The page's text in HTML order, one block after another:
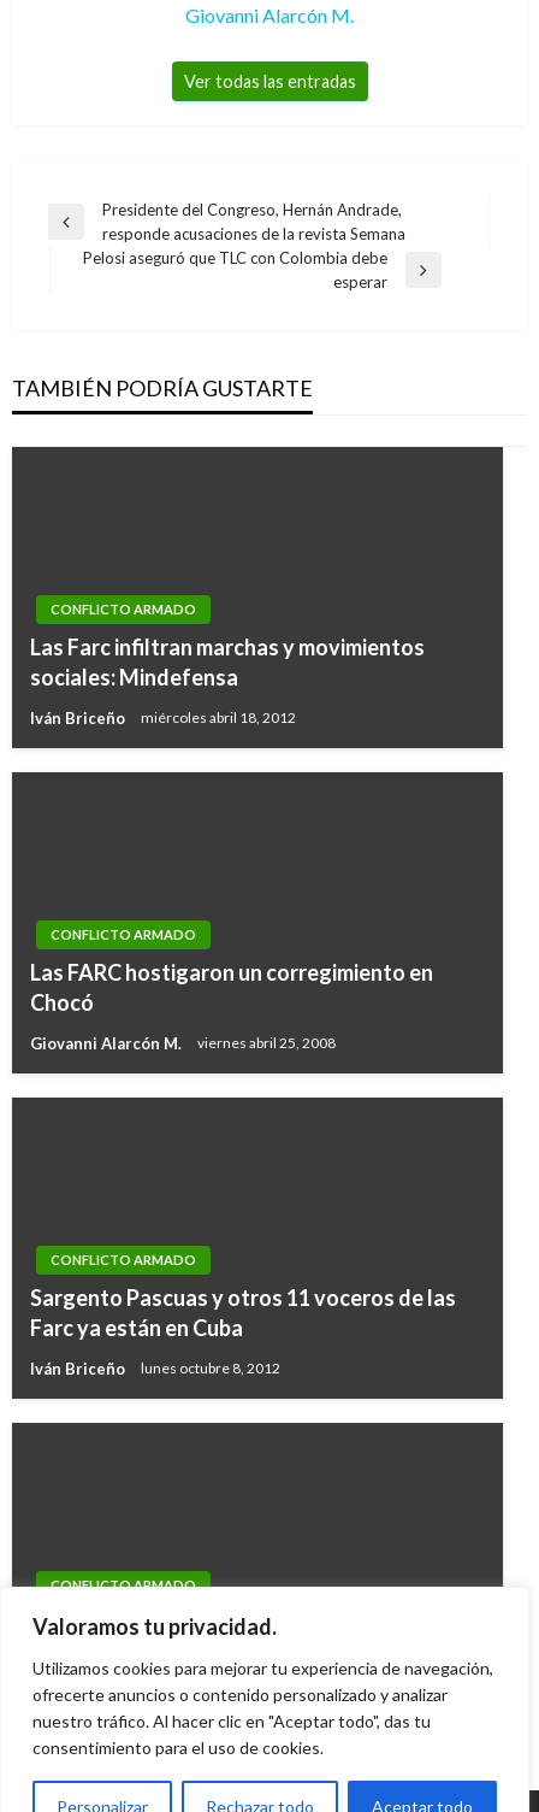
Valoramos tu privacidad.
Utilizamos cookies para mejorar tu experiencia de navegación,
ofrecerte anuncios o contenido personalizado y analizar
nuestro tráfico. Al hacer clic en "Aceptar todo", das tu
consentimiento para el uso de cookies.
Personalizar Rechazar todo Aceptar todo
Giovanni Alarcón M.
Ver todas las entradas
Navegación
Entrada
anterior
Presidente del Congreso, Hernán Andrade,
responde acusaciones de la revista Semana
Pelosi aseguró que TLC con Colombia debe
esperar
TAMBIÉN PODRÍA GUSTARTE
CONFLICTO ARMADO
Las Farc infiltran marchas y movimientos
sociales: Mindefensa
Iván Briceño miércoles abril 18, 2012
CONFLICTO ARMADO
Las FARC hostigaron un corregimiento en
Chocó
Giovanni Alarcón M. viernes abril 25, 2008
CONFLICTO ARMADO
Sargento Pascuas y otros 11 voceros de las
Farc ya están en Cuba
Iván Briceño lunes octubre 8, 2012
CONFLICTO ARMADO
Santos: Acuerdo de paz con las Farc se puede
Ariel Cabrera miércoles septiembre 12, 2012